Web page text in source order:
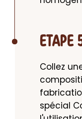
ETAPE
Collez
spécial